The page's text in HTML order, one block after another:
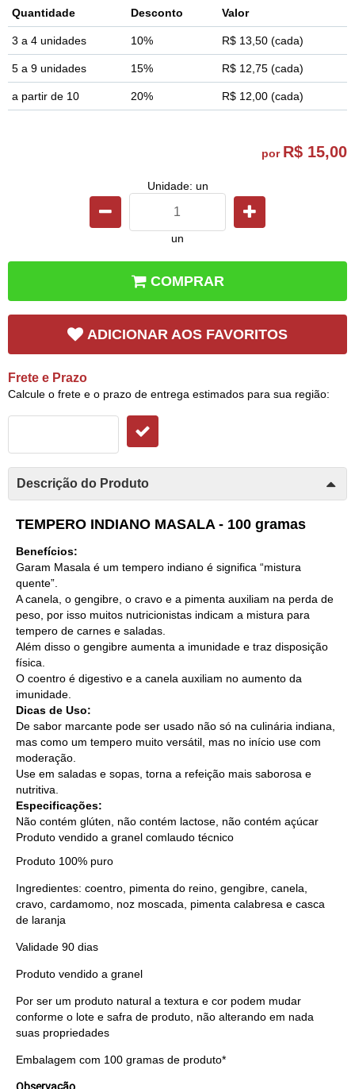
Quantidade Desconto Valor
3 a 4 unidades 10% R$ 13,50 (cada)
5 a 9 unidades 15% R$ 12,75 (cada)
a partir de 10 20% R$ 12,00 (cada)
por R$ 15,00
Unidade: un
un
COMPRAR
ADICIONAR AOS FAVORITOS
Frete e Prazo
Calcule o frete e o prazo de entrega estimados para sua região:
Descrição do Produto
TEMPERO INDIANO MASALA - 100 gramas
Benefícios:
Garam Masala é um tempero indiano é significa “mistura
quente”.
A canela, o gengibre, o cravo e a pimenta auxiliam na perda de
peso, por isso muitos nutricionistas indicam a mistura para
tempero de carnes e saladas.
Além disso o gengibre aumenta a imunidade e traz disposição
física.
O coentro é digestivo e a canela auxiliam no aumento da
imunidade.
Dicas de Uso:
De sabor marcante pode ser usado não só na culinária indiana,
mas como um tempero muito versátil, mas no início use com
moderação.
Use em saladas e sopas, torna a refeição mais saborosa e
nutritiva.
Especificações:
Não contém glúten, não contém lactose, não contém açúcar
Produto vendido a granel comlaudo técnico
Produto 100% puro
Ingredientes: coentro, pimenta do reino, gengibre, canela,
cravo, cardamomo, noz moscada, pimenta calabresa e casca
de laranja
Validade 90 dias
Produto vendido a granel
Por ser um produto natural a textura e cor podem mudar
conforme o lote e safra de produto, não alterando em nada
suas propriedades
Embalagem com 100 gramas de produto*